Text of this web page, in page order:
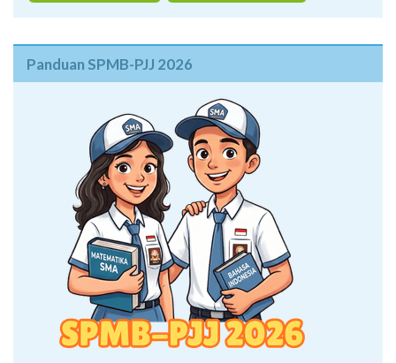
Panduan SPMB-PJJ 2026